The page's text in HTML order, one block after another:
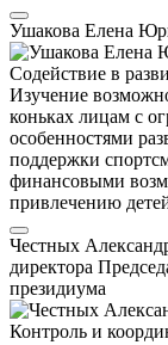
Ушакова Елена
Содействие в
Изучение
коньках лицам с
особенностями
поддержки
финансовыми
привлечению
Честных
директора
президиума
Контроль и